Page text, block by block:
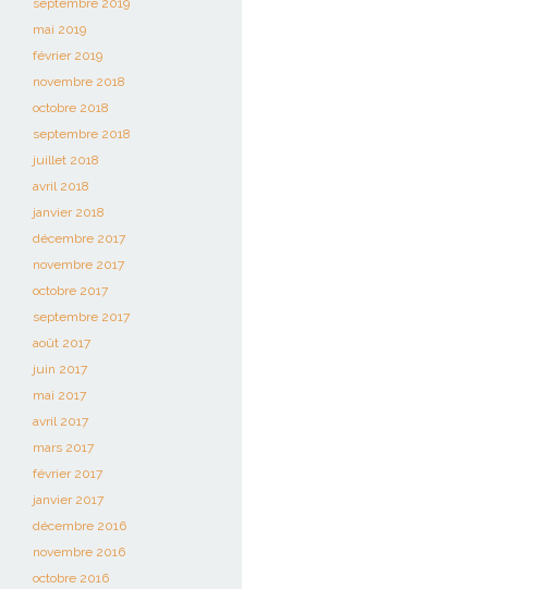
septembre 2019
mai 2019
février 2019
novembre 2018
octobre 2018
septembre 2018
juillet 2018
avril 2018
janvier 2018
décembre 2017
novembre 2017
octobre 2017
septembre 2017
août 2017
juin 2017
mai 2017
avril 2017
mars 2017
février 2017
janvier 2017
décembre 2016
novembre 2016
octobre 2016